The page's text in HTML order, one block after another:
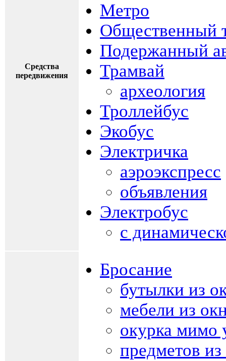
Средства
передвижения
Метро
Общественный
Подержанный
Трамвай
археология
Троллейбус
Экобус
Электричка
аэроэкспресс
объявления
Электробус
с
Бросание
бутылки из
мебели из
окурка мимо
предметов